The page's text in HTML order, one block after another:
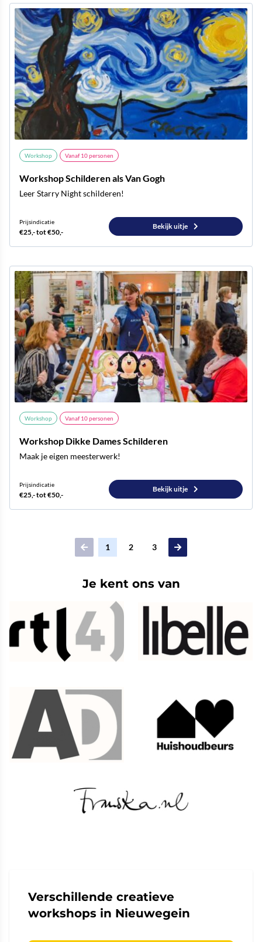
Workshop Vanaf10personen
Workshop Schilderen als Van Gogh
Leer Starry Night schilderen!
Prijsindicatie
€25,- tot €50,-
Bekijk uitje
Workshop Vanaf10personen
Workshop Dikke Dames Schilderen
Maak je eigen meesterwerk!
Prijsindicatie
€25,- tot €50,-
Bekijk uitje
1 2 3
Je kent ons van
Verschillende creatieve
workshops in Nieuwegein